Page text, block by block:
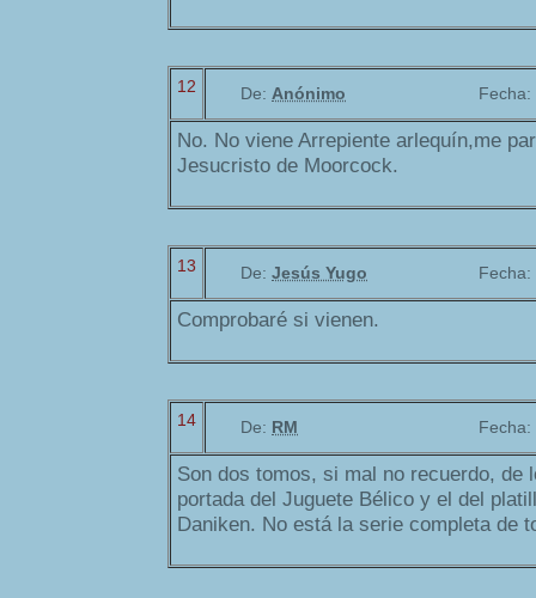
12 De: Anónimo Fecha:
No. No viene Arrepiente arlequín,me
Jesucristo de Moorcock.
13 De: Jesús Yugo Fecha:
Comprobaré si vienen.
14 De: RM Fecha:
Son dos tomos, si mal no recuerdo, de
portada del Juguete Bélico y el del
Daniken. No está la serie completa de